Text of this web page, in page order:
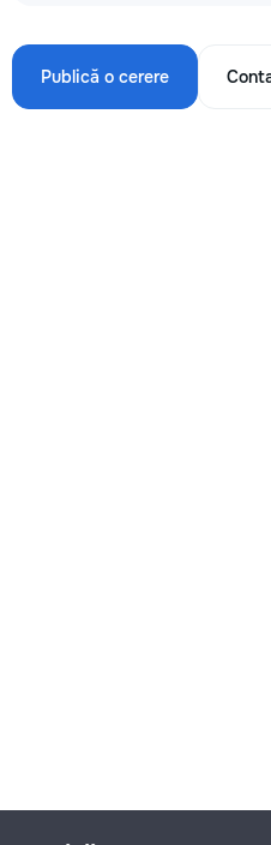
Publică o cerere